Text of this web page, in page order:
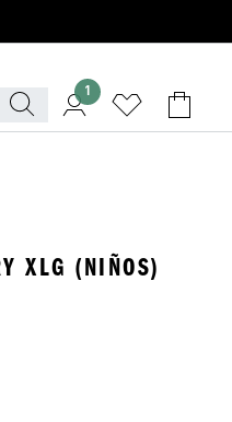
1
XLG (NIÑOS)